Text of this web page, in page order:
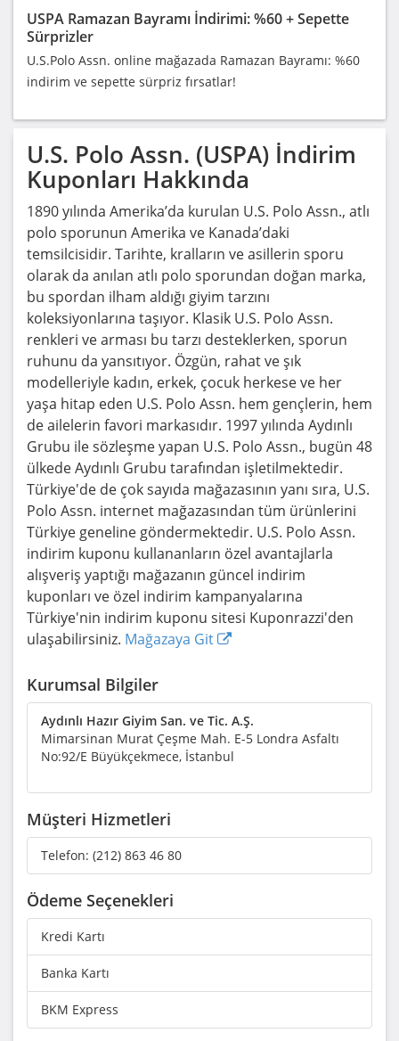
USPA Ramazan Bayramı İndirimi: %60 + Sepette
Sürprizler
U.S.Polo Assn. online mağazada Ramazan Bayramı: %60
indirim ve sepette sürpriz fırsatlar!
U.S. Polo Assn. (USPA) İndirim
Kuponları Hakkında
1890 yılında Amerika’da kurulan U.S. Polo Assn., atlı
polo sporunun Amerika ve Kanada’daki
temsilcisidir. Tarihte, kralların ve asillerin sporu
olarak da anılan atlı polo sporundan doğan marka,
bu spordan ilham aldığı giyim tarzını
koleksiyonlarına taşıyor. Klasik U.S. Polo Assn.
renkleri ve arması bu tarzı desteklerken, sporun
ruhunu da yansıtıyor. Özgün, rahat ve şık
modelleriyle kadın, erkek, çocuk herkese ve her
yaşa hitap eden U.S. Polo Assn. hem gençlerin, hem
de ailelerin favori markasıdır. 1997 yılında Aydınlı
Grubu ile sözleşme yapan U.S. Polo Assn., bugün 48
ülkede Aydınlı Grubu tarafından işletilmektedir.
Türkiye'de de çok sayıda mağazasının yanı sıra, U.S.
Polo Assn. internet mağazasından tüm ürünlerini
Türkiye geneline göndermektedir. U.S. Polo Assn.
indirim kuponu kullananların özel avantajlarla
alışveriş yaptığı mağazanın güncel indirim
kuponları ve özel indirim kampanyalarına
Türkiye'nin indirim kuponu sitesi Kuponrazzi'den
ulaşabilirsiniz. Mağazaya Git
Kurumsal Bilgiler
Aydınlı Hazır Giyim San. ve Tic. A.Ş.
Mimarsinan Murat Çeşme Mah. E-5 Londra Asfaltı
No:92/E Büyükçekmece, İstanbul
Müşteri Hizmetleri
Telefon: (212) 863 46 80
Ödeme Seçenekleri
Kredi Kartı
Banka Kartı
BKM Express